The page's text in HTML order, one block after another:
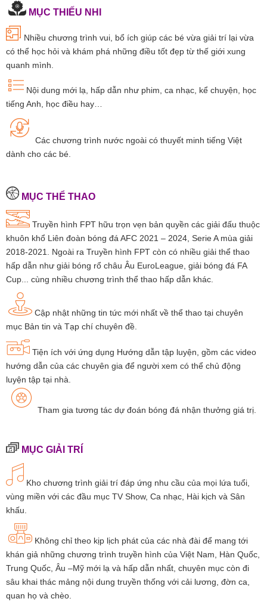
MỤC THIẾU NHI
Nhiều chương trình vui, bổ ích giúp các bé vừa giải trí lại vừa
có thể học hỏi và khám phá những điều tốt đẹp từ thế giới xung
quanh mình.
Nội dung mới lạ, hấp dẫn như phim, ca nhạc, kể chuyện, học
tiếng Anh, học điều hay…
Các chương trình nước ngoài có thuyết minh tiếng Việt
dành cho các bé.
MỤC THỂ THAO
Truyền hình FPT hữu trọn vẹn bản quyền các giải đấu thuộc
khuôn khổ Liên đoàn bóng đá AFC 2021 – 2024, Serie A mùa giải
2018-2021. Ngoài ra Truyền hình FPT còn có nhiều giải thể thao
hấp dẫn như giải bóng rổ châu Âu EuroLeague, giải bóng đá FA
Cup... cùng nhiều chương trình thể thao hấp dẫn khác.
Cập nhật những tin tức mới nhất về thể thao tại chuyên
mục Bản tin và Tạp chí chuyên đề.
Tiện ích với ứng dụng Hướng dẫn tập luyện, gồm các video
hướng dẫn của các chuyên gia để người xem có thể chủ động
luyện tập tại nhà.
Tham gia tương tác dự đoán bóng đá nhận thưởng giá trị.
MỤC GIẢI TRÍ
Kho chương trình giải trí đáp ứng nhu cầu của mọi lứa tuổi,
vùng miền với các đầu mục TV Show, Ca nhạc, Hài kịch và Sân
khấu.
Không chỉ theo kịp lịch phát của các nhà đài để mang tới
khán giả những chương trình truyền hình của Việt Nam, Hàn Quốc,
Trung Quốc, Âu –Mỹ mới lạ và hấp dẫn nhất, chuyên mục còn đi
sâu khai thác mảng nội dung truyền thống với cải lương, đờn ca,
quan họ và chèo.